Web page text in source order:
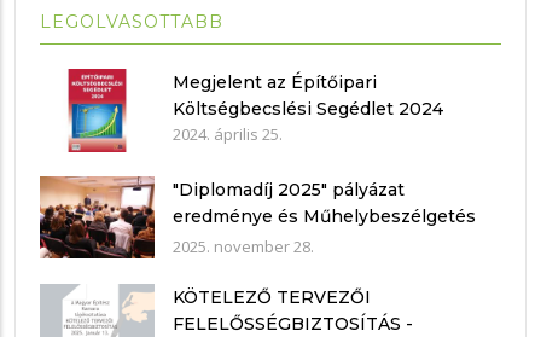
LEGOLVASOTTABB
Megjelent az Építőipari
Költségbecslési Segédlet 2024
2024. április 25.
"Diplomadíj 2025" pályázat
eredménye és Műhelybeszélgetés
2025.11.21.
2025. november 28.
KÖTELEZŐ TERVEZŐI
FELELŐSSÉGBIZTOSÍTÁS -